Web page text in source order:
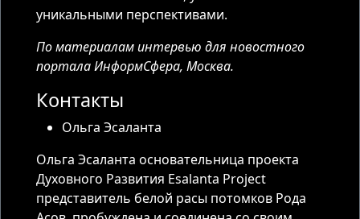
уникальными перспективами.
По материалам интервью для новостного
портала ИнформСфера, Москва.
Контакты
Ольга Эсаланта
Ольга Эсаланта основательница проекта
Духовного Развития Esalanta Project
представитель белой расы потомков Рода